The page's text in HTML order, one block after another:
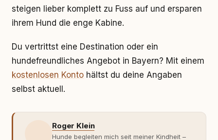
steigen lieber komplett zu Fuss auf und ersparen
ihrem Hund die enge Kabine.
Du vertrittst eine Destination oder ein
hundefreundliches Angebot in Bayern? Mit einem
kostenlosen Konto hältst du deine Angaben
selbst aktuell.
Roger Klein
Hunde begleiten mich seit meiner Kindheit –